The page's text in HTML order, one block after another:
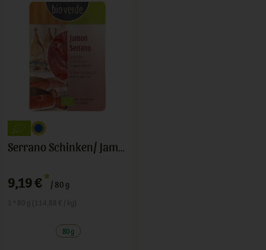
Serrano Schinken/ Jam¢n curado
9,19 € */ 80 g
80 g